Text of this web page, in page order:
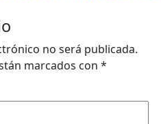
no será publicada.
marcados con *